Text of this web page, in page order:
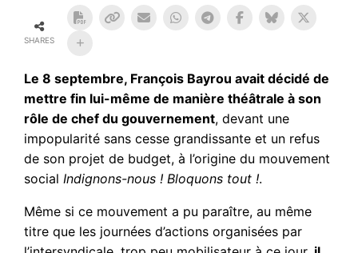
SHARES
Le 8 septembre, François Bayrou avait décidé de
mettre fin lui-même de manière théâtrale à son
rôle de chef du gouvernement, devant une
impopularité sans cesse grandissante et un refus
de son projet de budget, à l’origine du mouvement
socialIndignons-nous ! Bloquons tout !.
Même si ce mouvement a pu paraître, au même
titre que les journées d’actions organisées par